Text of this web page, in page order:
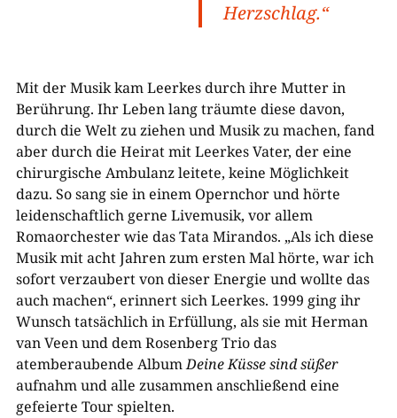
Herzschlag.“
Mit der Musik kam Leerkes durch ihre Mutter in
Berührung. Ihr Leben lang träumte diese davon,
durch die Welt zu ziehen und Musik zu machen, fand
aber durch die Heirat mit Leerkes Vater, der eine
chirurgische Ambulanz leitete, keine Möglichkeit
dazu. So sang sie in einem Opernchor und hörte
leidenschaftlich gerne Livemusik, vor allem
Romaorchester wie das Tata Mirandos. „Als ich diese
Musik mit acht Jahren zum ersten Mal hörte, war ich
sofort verzaubert von dieser Energie und wollte das
auch machen“, erinnert sich Leerkes. 1999 ging ihr
Wunsch tatsächlich in Erfüllung, als sie mit Herman
van Veen und dem Rosenberg Trio das
atemberaubende AlbumDeine Küsse sind süßer
aufnahm und alle zusammen anschließend eine
gefeierte Tour spielten.